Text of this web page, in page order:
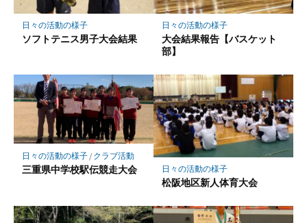
日々の活動の様子
ソフトテニス男子大会結果
日々の活動の様子
大会結果報告【バスケット
部】
日々の活動の様子/ クラブ活動
三重県中学校駅伝競走大会 日々の活動の様子
松阪地区新人体育大会